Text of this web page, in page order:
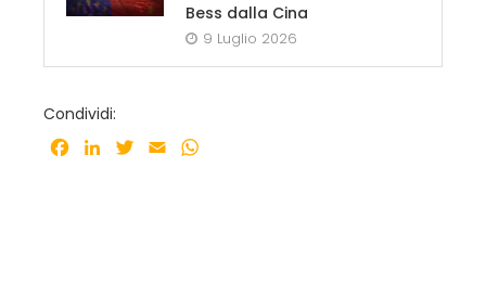
Bess dalla Cina
9 Luglio 2026
Condividi:
Facebook
LinkedInTwitter
Email